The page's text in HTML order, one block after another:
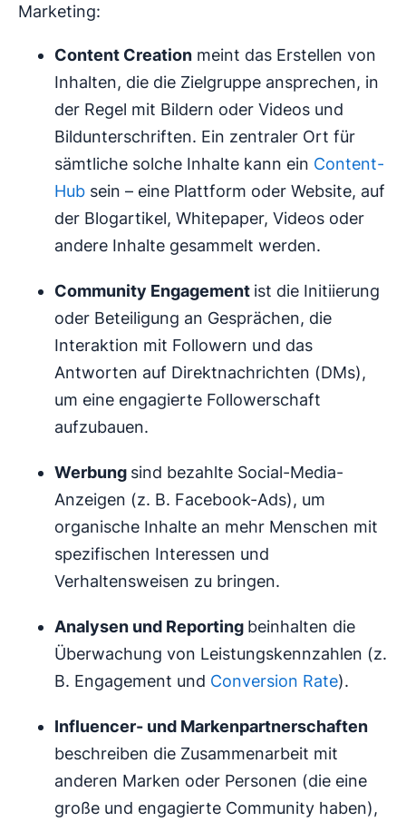
Marketing:
Content Creation meint das Erstellen von
Inhalten, die die Zielgruppe ansprechen, in
der Regel mit Bildern oder Videos und
Bildunterschriften. Ein zentraler Ort für
sämtliche solche Inhalte kann ein Content-
Hub sein – eine Plattform oder Website, auf
der Blogartikel, Whitepaper, Videos oder
andere Inhalte gesammelt werden.
Community Engagement ist die Initiierung
oder Beteiligung an Gesprächen, die
Interaktion mit Followern und das
Antworten auf Direktnachrichten (DMs),
um eine engagierte Followerschaft
aufzubauen.
Werbung sind bezahlte Social-Media-
Anzeigen (z. B. Facebook-Ads), um
organische Inhalte an mehr Menschen mit
spezifischen Interessen und
Verhaltensweisen zu bringen.
Analysen und Reporting beinhalten die
Überwachung von Leistungskennzahlen (z.
B. Engagement und Conversion Rate).
Influencer- und Markenpartnerschaften
beschreiben die Zusammenarbeit mit
anderen Marken oder Personen (die eine
große und engagierte Community haben),